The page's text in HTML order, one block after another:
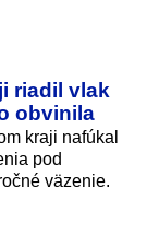
riadil vlak
obvinila
kraji nafúkal
pod
väzenie.